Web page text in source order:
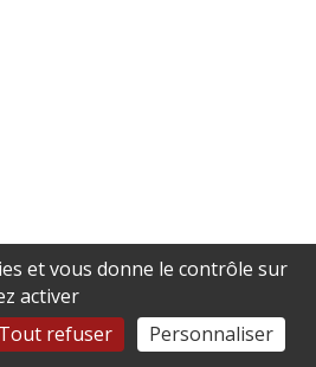
et vous donne le contrôle sur
activer
Tout refuser Personnaliser